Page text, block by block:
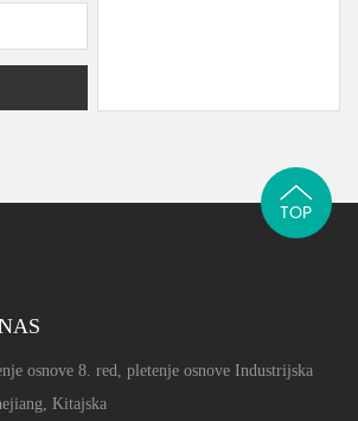
osnove 8. red, pletenje osnove Industrijska
Kitajska
TOP